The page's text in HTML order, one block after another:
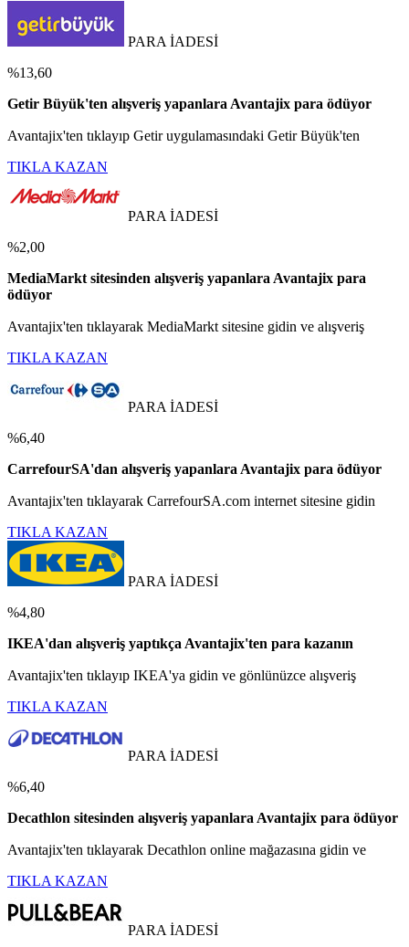
PARA İADESİ
%13,60
Getir Büyük'ten alışveriş yapanlara Avantajix para ödüyor
Avantajix'ten tıklayıp Getir uygulamasındaki Getir Büyük'ten
TIKLA KAZAN
PARA İADESİ
%2,00
MediaMarkt sitesinden alışveriş yapanlara Avantajix para
ödüyor
Avantajix'ten tıklayarak MediaMarkt sitesine gidin ve alışveriş
TIKLA KAZAN
PARA İADESİ
%6,40
CarrefourSA'dan alışveriş yapanlara Avantajix para ödüyor
Avantajix'ten tıklayarak CarrefourSA.com internet sitesine gidin
TIKLA KAZAN
PARA İADESİ
%4,80
IKEA'dan alışveriş yaptıkça Avantajix'ten para kazanın
Avantajix'ten tıklayıp IKEA'ya gidin ve gönlünüzce alışveriş
TIKLA KAZAN
PARA İADESİ
%6,40
Decathlon sitesinden alışveriş yapanlara Avantajix para ödüyor
Avantajix'ten tıklayarak Decathlon online mağazasına gidin ve
TIKLA KAZAN
PARA İADESİ